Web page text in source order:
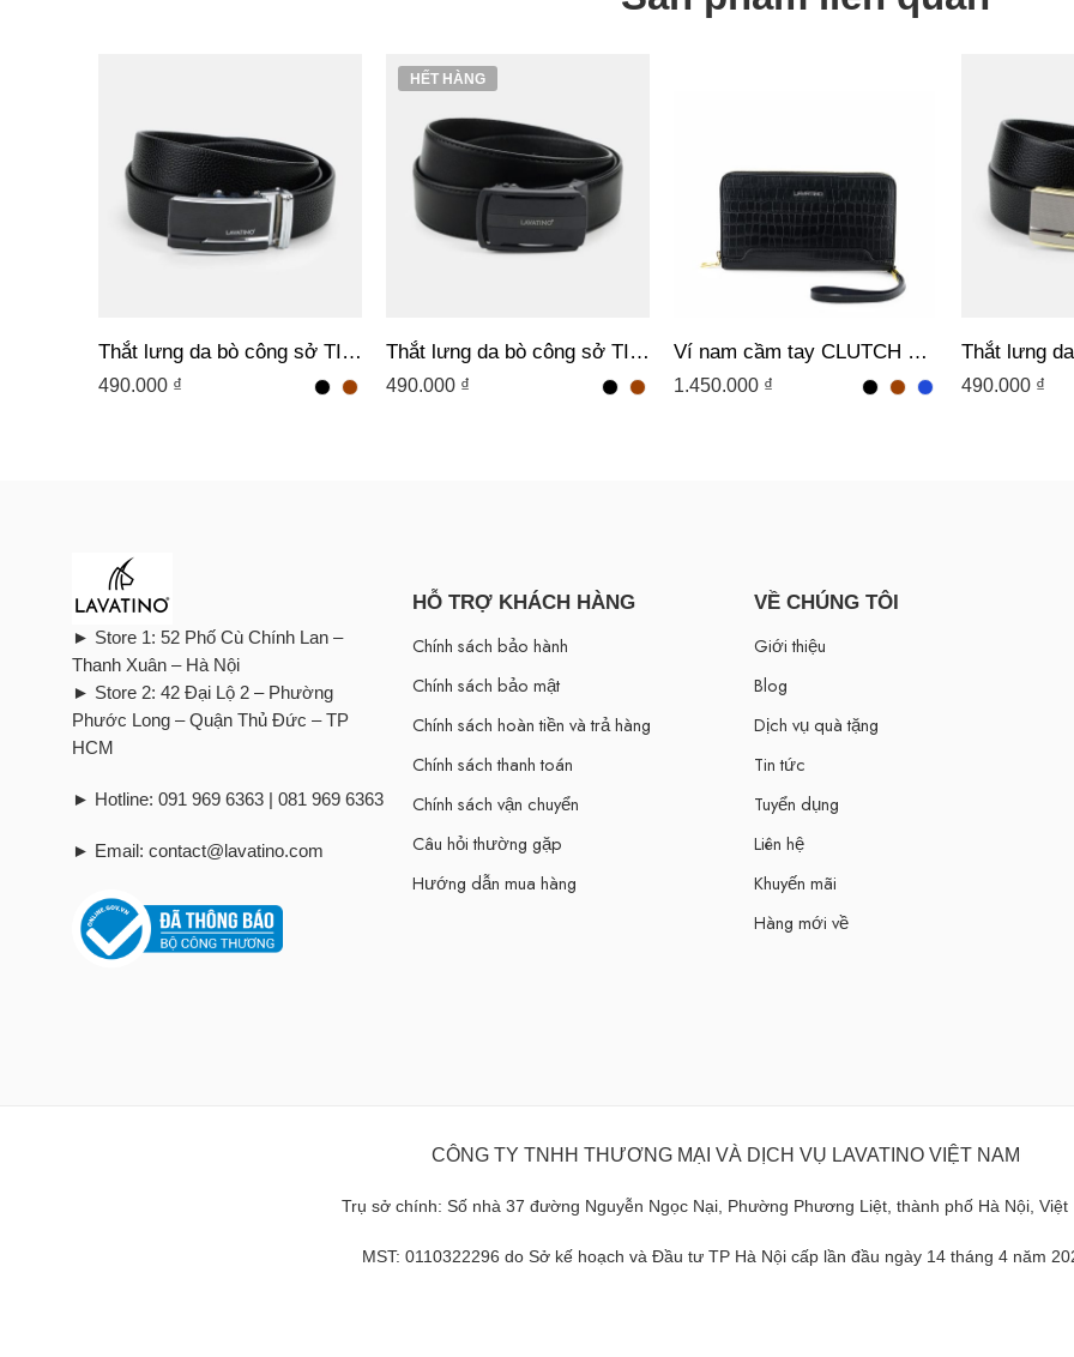
Thắt lưng da bò công sở TINO 04 – D04 TRẮNG
490.000 ₫
HẾT HÀNG
Thắt lưng da bò công sở TINO 01 -D02 ĐEN
490.000 ₫
Ví nam cầm tay CLUTCH 1 khóa STEPHEN da bò chính hãng Lavatino [CLB06]
1.450.000 ₫ 490.000 ₫
► Store 1: 52 Phố Cù Chính Lan –
Thanh Xuân – Hà Nội
► Store 2: 42 Đại Lộ 2 – Phường
Phước Long – Quận Thủ Đức – TP
HCM
► Hotline: 091 969 6363 | 081 969 6363
► Email: contact@lavatino.com
HỖ TRỢ KHÁCH HÀNG
Chính sách bảo hành
Chính sách bảo mật
Chính sách hoàn tiền và trả hàng
Chính sách thanh toán
Chính sách vận chuyển
Câu hỏi thường gặp
Hướng dẫn mua hàng
VỀ CHÚNG TÔI
Giới thiệu
Blog
Dịch vụ quà tặng
Tin tức
Tuyển dụng
Liên hệ
Khuyến mãi
Hàng mới về
CÔNG TY TNHH THƯƠNG MẠI VÀ DỊCH VỤ LAVATINO VIỆT NAM
Trụ sở chính: Số nhà 37 đường Nguyễn Ngọc Nại, Phường Phương Liệt, thành phố Hà Nội, Việt
MST: 0110322296 do Sở kế hoạch và Đầu tư TP Hà Nội cấp lần đầu ngày 14 tháng 4 năm